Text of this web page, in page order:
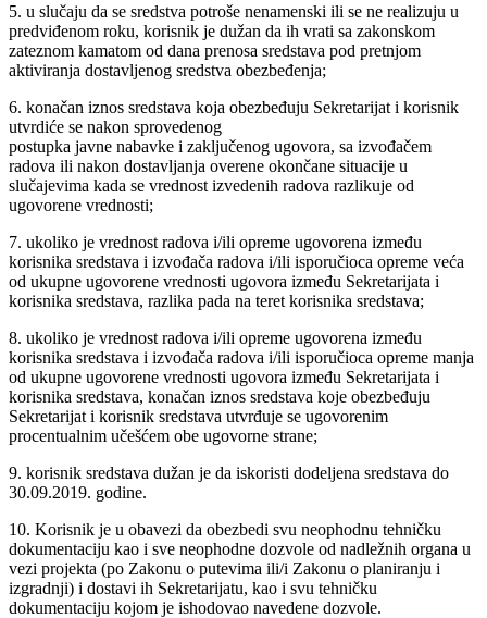
5. u slučaju da se sredstva potroše nenamenski ili se ne realizuju u
predviđenom roku, korisnik je dužan da ih vrati sa zakonskom
zateznom kamatom od dana prenosa sredstava pod pretnjom
aktiviranja dostavljenog sredstva obezbeđenja;
6. konačan iznos sredstava koja obezbeđuju Sekretarijat i korisnik
utvrdiće se nakon sprovedenog
postupka javne nabavke i zaključenog ugovora, sa izvođačem
radova ili nakon dostavljanja overene okončane situacije u
slučajevima kada se vrednost izvedenih radova razlikuje od
ugovorene vrednosti;
7. ukoliko je vrednost radova i/ili opreme ugovorena između
korisnika sredstava i izvođača radova i/ili isporučioca opreme veća
od ukupne ugovorene vrednosti ugovora između Sekretarijata i
korisnika sredstava, razlika pada na teret korisnika sredstava;
8. ukoliko je vrednost radova i/ili opreme ugovorena između
korisnika sredstava i izvođača radova i/ili isporučioca opreme manja
od ukupne ugovorene vrednosti ugovora između Sekretarijata i
korisnika sredstava, konačan iznos sredstava koje obezbeđuju
Sekretarijat i korisnik sredstava utvrđuje se ugovorenim
procentualnim učešćem obe ugovorne strane;
9. korisnik sredstava dužan je da iskoristi dodeljena sredstava do
30.09.2019. godine.
10. Korisnik je u obavezi da obezbedi svu neophodnu tehničku
dokumentaciju kao i sve neophodne dozvole od nadležnih organa u
vezi projekta (po Zakonu o putevima ili/i Zakonu o planiranju i
izgradnji) i dostavi ih Sekretarijatu, kao i svu tehničku
dokumentaciju kojom je ishodovao navedene dozvole.